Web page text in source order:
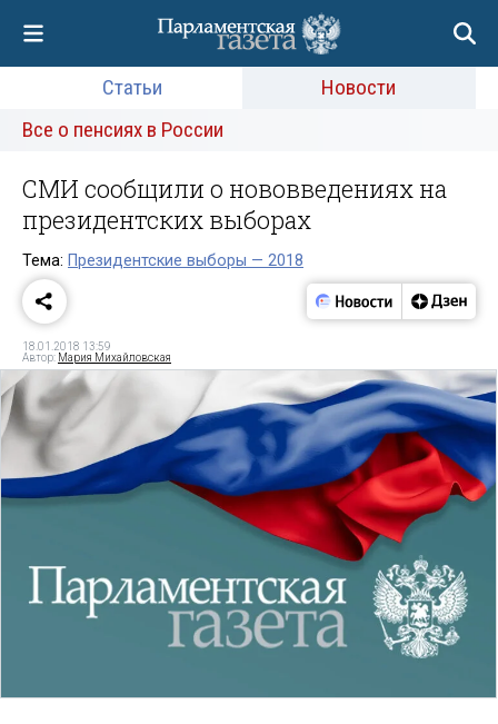
Статьи
Новости
Все о пенсиях в России
СМИ сообщили о нововведениях на
президентских выборах
Тема: Президентские выборы — 2018
18.01.2018 13:59
Автор: Мария Михайловская